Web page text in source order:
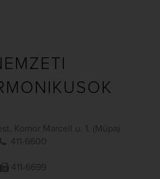
Komor Marcell u. 1. (Müpa)
411-6600
411-6699